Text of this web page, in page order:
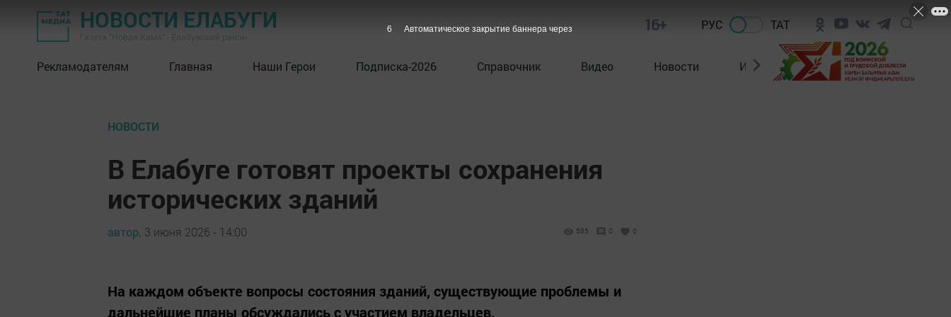
НОВОСТИ ЕЛАБУГИ 16+ РУС ТАТ
Рекламодателям Главная Наши Герои Подписка-2026 Справочник Видео Новости Из зала суда
НОВОСТИ
В Елабуге готовят проекты сохранения
исторических зданий
автор, 3 июня 2026 - 14:00 535 0 0
На каждом объекте вопросы состояния зданий, существующие проблемы и
дальнейшие планы обсуждались с участием владельцев.
5 Автоматическое закрытие баннера через